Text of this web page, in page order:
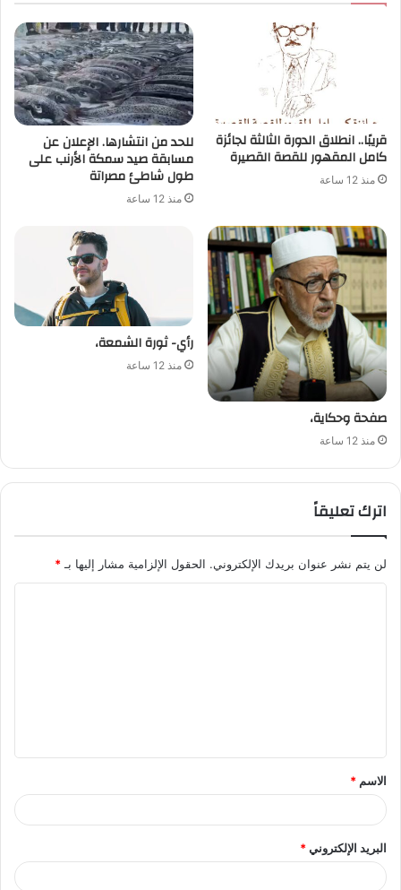
قريبًا.. انطلاق الدورة الثالثة لجائزة
كامل المقهور للقصة القصيرة
منذ 12 ساعة
للحد من انتشارها. الإعلان عن
مسابقة صيد سمكة الأرنب على
طول شاطئ مصراتة
منذ 12 ساعة
صفحة وحكاية،
منذ 12 ساعة
رأي- ثورة الشمعة،
منذ 12 ساعة
اترك تعليقاً
لن يتم نشر عنوان بريدك الإلكتروني. الحقول الإلزامية مشار إليها بـ *
ق
*
الاسم *
البريد الإلكتروني*